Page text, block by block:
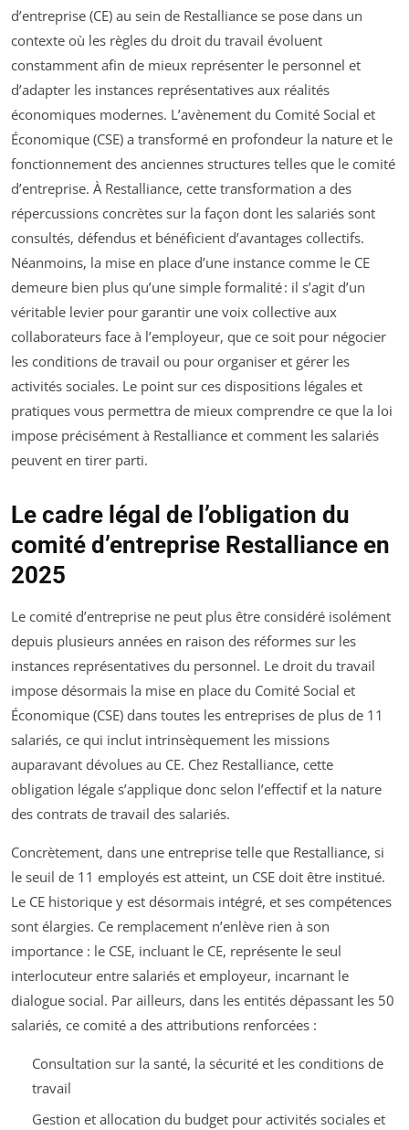
d’entreprise (CE) au sein de Restalliance se pose dans un
contexte où les règles du droit du travail évoluent
constamment afin de mieux représenter le personnel et
d’adapter les instances représentatives aux réalités
économiques modernes. L’avènement du Comité Social et
Économique (CSE) a transformé en profondeur la nature et le
fonctionnement des anciennes structures telles que le comité
d’entreprise. À Restalliance, cette transformation a des
répercussions concrètes sur la façon dont les salariés sont
consultés, défendus et bénéficient d’avantages collectifs.
Néanmoins, la mise en place d’une instance comme le CE
demeure bien plus qu’une simple formalité : il s’agit d’un
véritable levier pour garantir une voix collective aux
collaborateurs face à l’employeur, que ce soit pour négocier
les conditions de travail ou pour organiser et gérer les
activités sociales. Le point sur ces dispositions légales et
pratiques vous permettra de mieux comprendre ce que la loi
impose précisément à Restalliance et comment les salariés
peuvent en tirer parti.
Le cadre légal de l’obligation du
comité d’entreprise Restalliance en
2025
Le comité d’entreprise ne peut plus être considéré isolément
depuis plusieurs années en raison des réformes sur les
instances représentatives du personnel. Le droit du travail
impose désormais la mise en place du Comité Social et
Économique (CSE) dans toutes les entreprises de plus de 11
salariés, ce qui inclut intrinsèquement les missions
auparavant dévolues au CE. Chez Restalliance, cette
obligation légale s’applique donc selon l’effectif et la nature
des contrats de travail des salariés.
Concrètement, dans une entreprise telle que Restalliance, si
le seuil de 11 employés est atteint, un CSE doit être institué.
Le CE historique y est désormais intégré, et ses compétences
sont élargies. Ce remplacement n’enlève rien à son
importance : le CSE, incluant le CE, représente le seul
interlocuteur entre salariés et employeur, incarnant le
dialogue social. Par ailleurs, dans les entités dépassant les 50
salariés, ce comité a des attributions renforcées :
Consultation sur la santé, la sécurité et les conditions de
travail
Gestion et allocation du budget pour activités sociales et